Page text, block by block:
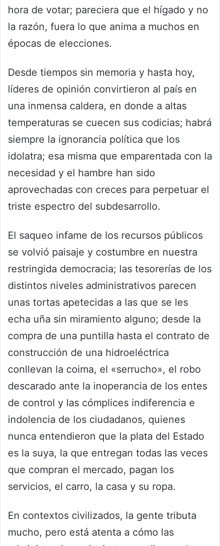
hora de votar; pareciera que el hígado y no
la razón, fuera lo que anima a muchos en
épocas de elecciones.
Desde tiempos sin memoria y hasta hoy,
líderes de opinión convirtieron al país en
una inmensa caldera, en donde a altas
temperaturas se cuecen sus codicias; habrá
siempre la ignorancia política que los
idolatra; esa misma que emparentada con la
necesidad y el hambre han sido
aprovechadas con creces para perpetuar el
triste espectro del subdesarrollo.
El saqueo infame de los recursos públicos
se volvió paisaje y costumbre en nuestra
restringida democracia; las tesorerías de los
distintos niveles administrativos parecen
unas tortas apetecidas a las que se les
echa uña sin miramiento alguno; desde la
compra de una puntilla hasta el contrato de
construcción de una hidroeléctrica
conllevan la coima, el «serrucho», el robo
descarado ante la inoperancia de los entes
de control y las cómplices indiferencia e
indolencia de los ciudadanos, quienes
nunca entendieron que la plata del Estado
es la suya, la que entregan todas las veces
que compran el mercado, pagan los
servicios, el carro, la casa y su ropa.
En contextos civilizados, la gente tributa
mucho, pero está atenta a cómo las